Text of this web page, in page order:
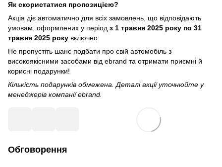
Як скористатися пропозицією?
Акція діє автоматично для всіх замовлень, що відповідають
умовам, оформлених у період з 1 травня 2025 року по 31
травня 2025 року включно.
Не пропустіть шанс подбати про свій автомобіль з
високоякісними засобами від ebrand та отримати приємні й
корисні подарунки!
Кількість подарунків обмежена. Деталі акції уточнюйте у
менеджерів компанії ebrand.
Обговорення